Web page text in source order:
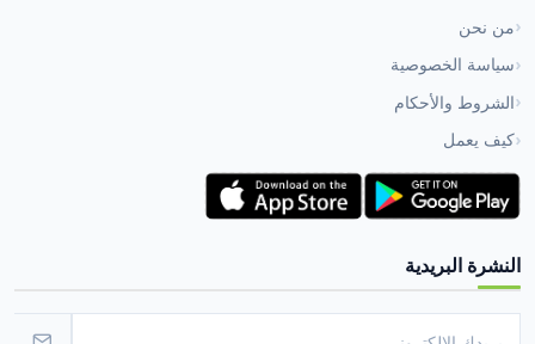
من نحن
سياسة الخصوصية
الشروط والأحكام
كيف يعمل
النشرة البريدية